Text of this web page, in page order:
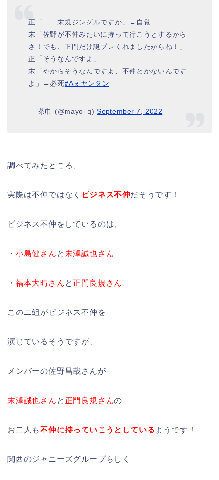
正「……末規ジングルですか」←自覚
末「佐野が不仲みたいに持って行こうとするから
さ！でも、正門だけ誕プレくれましたからね！」
正「そうなんですよ」
末「やからそうなんですよ、不仲とかないんです
よ」←必死#Aぇヤンタン
— 茶巾 (@mayo_q) September 7, 2022
調べてみたところ、
実際は不仲ではなく ビジネス不仲だそうです！
ビジネス不仲をしているのは、
・ 小島健さん と 末澤誠也さん
・ 福本大晴さん と 正門良規さん
この二組がビジネス不仲を
演じているそうですが、
メンバーの佐野昌哉さんが
末澤誠也さん と 正門良規さんの
お二人も不仲に持っていこうとしているようです！
関西のジャニーズグループらしく